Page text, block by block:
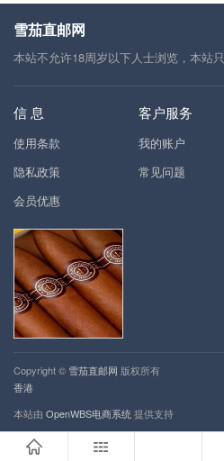
雪茄直邮网
本站不允许18周岁以下人士浏览，本站
信 息
使用条款
隐私政策
会员优惠
客户服务
我的账户
常见问题
Copyright © 雪茄直邮网 版权所有
香港
本站由 OpenWBS电商系统 提供支持